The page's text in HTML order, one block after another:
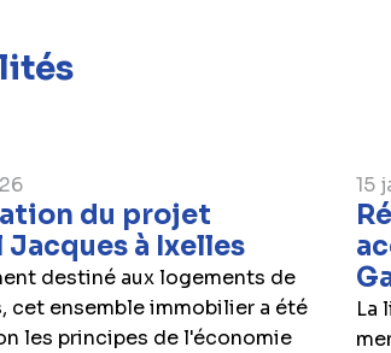
du projet
Jacques à Ixelles
destiné aux logements de
cet ensemble immobilier a été
les principes de l'économie
15
La